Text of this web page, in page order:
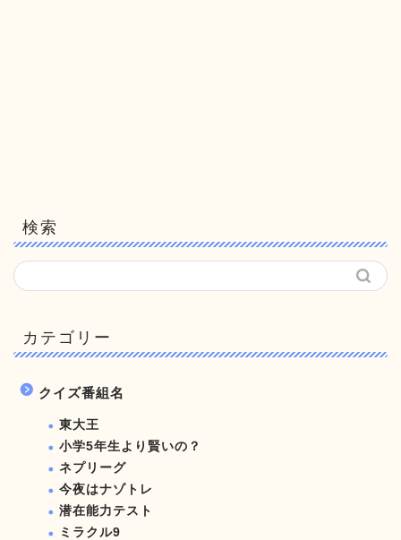
検索
カテゴリー
クイズ番組名
東大王
小学5年生より賢いの？
ネプリーグ
今夜はナゾトレ
潜在能力テスト
ミラクル9